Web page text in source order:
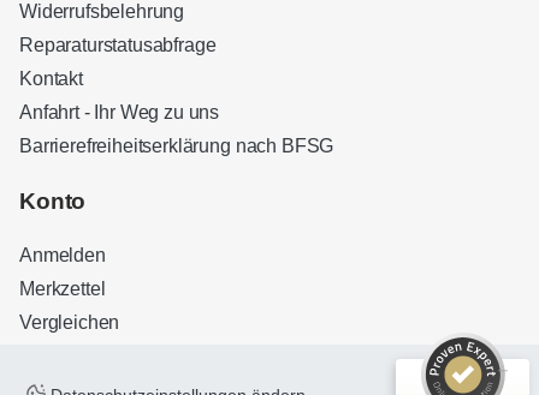
Widerrufsbelehrung
Reparaturstatusabfrage
Kontakt
Anfahrt - Ihr Weg zu uns
Barrierefreiheitserklärung nach BFSG
Konto
Anmelden
Merkzettel
Vergleichen
Kundenbewertungen und Erfahrungen zu
32
Bewertungen auf
ProvenExpert.com